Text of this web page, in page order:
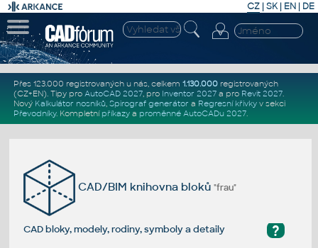
CZ | SK| EN | DE
Přes 123.000 registrovaných u nás, celkem 1.130.000registrovaných
(CZ+EN). Tipy pro AutoCAD 2027, pro Inventor 2027a pro Revit 2027.
Nový Kalkulátor nosníků, Spirograf generátor a Regresní křivkyv sekci
Převodníky. Kompletní příkazya proměnné AutoCADu 2027.
CAD/BIM knihovna bloků"frau"
?
CAD bloky, modely, rodiny, symboly a detaily